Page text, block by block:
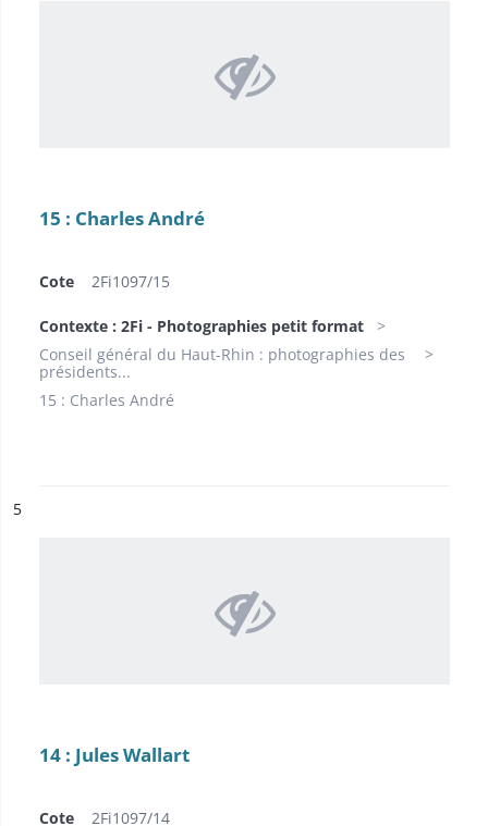
15 : Charles André
Cote 2Fi1097/15
Contexte : 2Fi - Photographies petit format
Conseil général du Haut-Rhin : photographies des
présidents...
15 : Charles André
n°
5
14 : Jules Wallart
Cote 2Fi1097/14